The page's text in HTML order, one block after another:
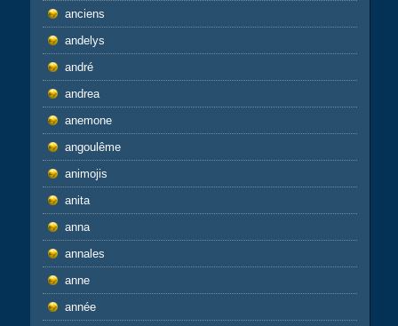
anciens
andelys
andré
andrea
anemone
angoulême
animojis
anita
anna
annales
anne
année